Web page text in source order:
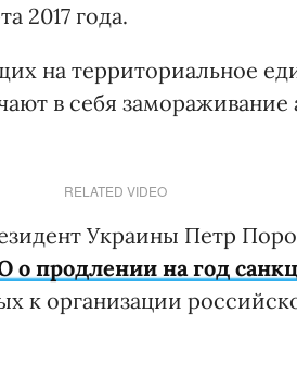
2017 года.
на территориальное
в себя замораживание
RELATED VIDEO
Украины Петр
продлении на год
к организации